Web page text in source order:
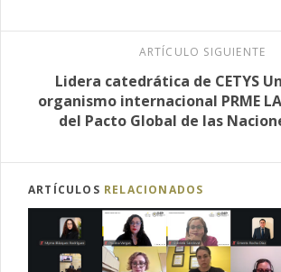
ARTÍCULO SIGUIENTE
Lidera catedrática de CETYS
organismo internacional PRME
del Pacto Global de las
ARTÍCULOS RELACIONADOS